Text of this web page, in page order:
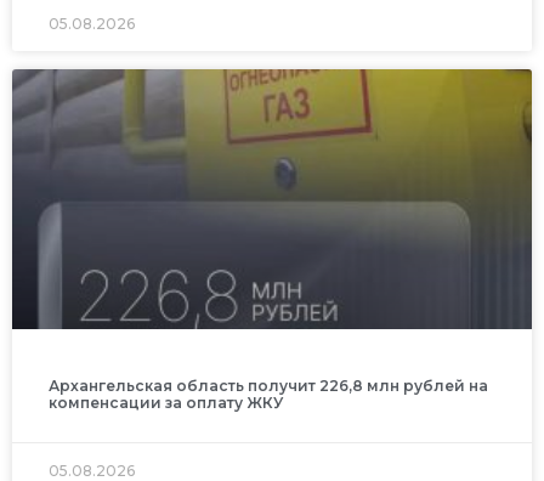
05.08.2026
Архангельская область получит 226,8 млн рублей на
компенсации за оплату ЖКУ
05.08.2026